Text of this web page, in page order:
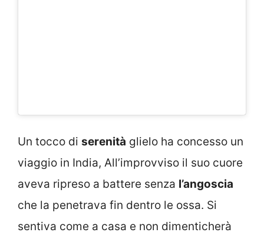
Un tocco di serenità glielo ha concesso un
viaggio in India, All’improvviso il suo cuore
aveva ripreso a battere senza l’angoscia
che la penetrava fin dentro le ossa. Si
sentiva come a casa e non dimenticherà